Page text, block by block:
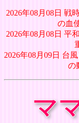
2026年08月08日 戦
の血
2026年08月08日 平
2026年08月09日 台
の
マ